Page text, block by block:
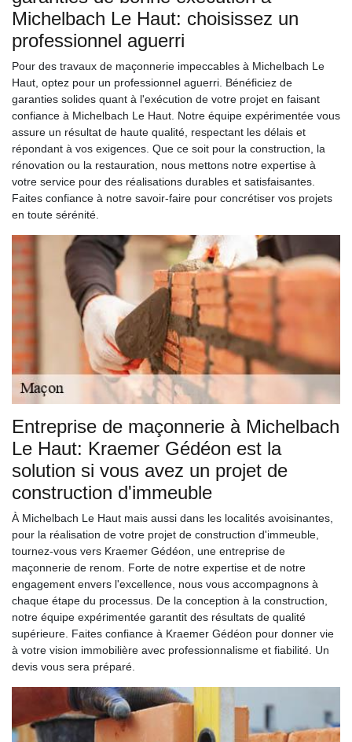
Michelbach Le Haut: choisissez un
professionnel aguerri
Pour des travaux de maçonnerie impeccables à Michelbach Le
Haut, optez pour un professionnel aguerri. Bénéficiez de
garanties solides quant à l'exécution de votre projet en faisant
confiance à Michelbach Le Haut. Notre équipe expérimentée vous
assure un résultat de haute qualité, respectant les délais et
répondant à vos exigences. Que ce soit pour la construction, la
rénovation ou la restauration, nous mettons notre expertise à
votre service pour des réalisations durables et satisfaisantes.
Faites confiance à notre savoir-faire pour concrétiser vos projets
en toute sérénité.
Entreprise de maçonnerie à Michelbach
Le Haut: Kraemer Gédéon est la
solution si vous avez un projet de
construction d'immeuble
À Michelbach Le Haut mais aussi dans les localités avoisinantes,
pour la réalisation de votre projet de construction d'immeuble,
tournez-vous vers Kraemer Gédéon, une entreprise de
maçonnerie de renom. Forte de notre expertise et de notre
engagement envers l'excellence, nous vous accompagnons à
chaque étape du processus. De la conception à la construction,
notre équipe expérimentée garantit des résultats de qualité
supérieure. Faites confiance à Kraemer Gédéon pour donner vie
à votre vision immobilière avec professionnalisme et fiabilité. Un
devis vous sera préparé.